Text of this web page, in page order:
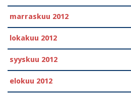
marraskuu 2012
lokakuu 2012
syyskuu 2012
elokuu 2012